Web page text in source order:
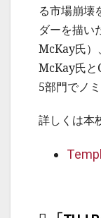
る市場崩壊
ダーを描い
McKay氏）
McKay氏
5部門でノ
詳しくは本